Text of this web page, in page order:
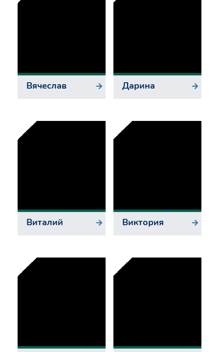
Вячеслав Дарина
Виталий Виктория